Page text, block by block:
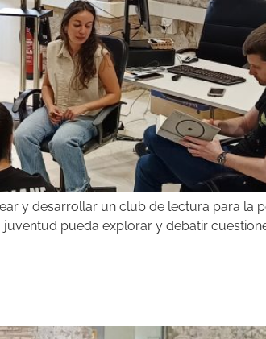
y desarrollar un club de lectura para la
pueda explorar y debatir